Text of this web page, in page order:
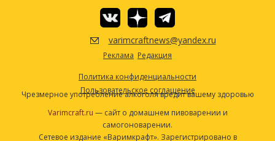
varimcraftnews@yandex.ru
Реклама Редакция
Политика конфиденциальности
Пользовательское соглашение
Чрезмерное употребление алкоголя вредит вашему здоровью
Varimcraft.ru — сайт о домашнем пивоварении и
самогоноварении.
Сетевое издание «Варимкрафт». Зарегистрировано в